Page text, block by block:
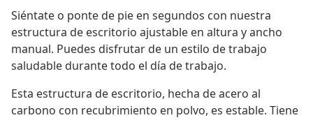
Siéntate o ponte de pie en segundos con nuestra
estructura de escritorio ajustable en altura y ancho
manual. Puedes disfrutar de un estilo de trabajo
saludable durante todo el día de trabajo.
Esta estructura de escritorio, hecha de acero al
carbono con recubrimiento en polvo, es estable. Tiene